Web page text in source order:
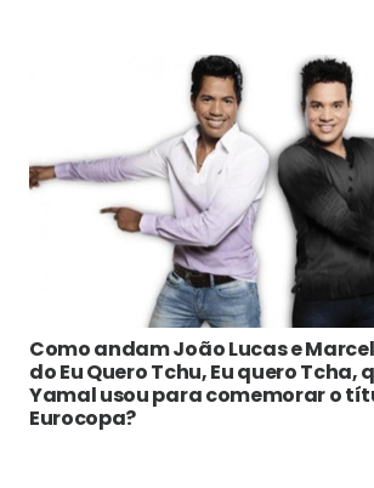
Como andam João Lucas e
do Eu Quero Tchu, Eu quero Tcha,
Yamal usou para comemorar o
Eurocopa?